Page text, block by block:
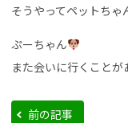
そうやってペットち
ぷーちゃん
また会いに行くこと
前の記事